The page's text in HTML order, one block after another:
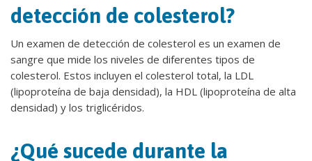
detección de colesterol?
Un examen de detección de colesterol es un examen de
sangre que mide los niveles de diferentes tipos de
colesterol. Estos incluyen el colesterol total, la LDL
(lipoproteína de baja densidad), la HDL (lipoproteína de alta
densidad) y los triglicéridos.
¿Qué sucede durante la